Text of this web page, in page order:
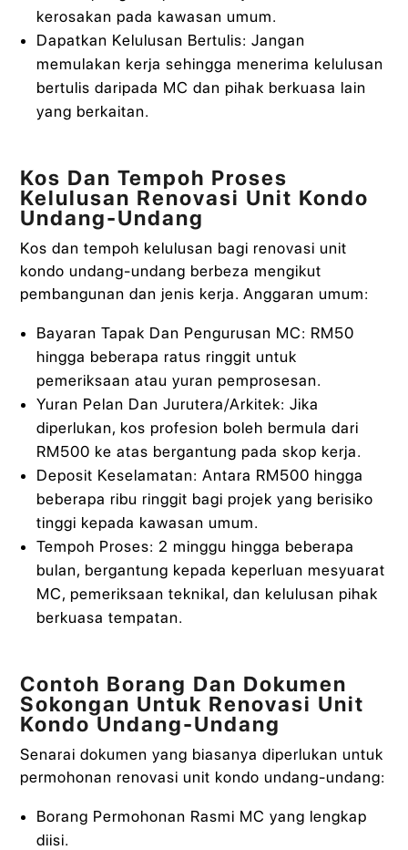
kerosakan pada kawasan umum.
Dapatkan Kelulusan Bertulis: Jangan
memulakan kerja sehingga menerima kelulusan
bertulis daripada MC dan pihak berkuasa lain
yang berkaitan.
Kos Dan Tempoh Proses
Kelulusan Renovasi Unit Kondo
Undang-Undang
Kos dan tempoh kelulusan bagi renovasi unit
kondo undang-undang berbeza mengikut
pembangunan dan jenis kerja. Anggaran umum:
Bayaran Tapak Dan Pengurusan MC: RM50
hingga beberapa ratus ringgit untuk
pemeriksaan atau yuran pemprosesan.
Yuran Pelan Dan Jurutera/Arkitek: Jika
diperlukan, kos profesion boleh bermula dari
RM500 ke atas bergantung pada skop kerja.
Deposit Keselamatan: Antara RM500 hingga
beberapa ribu ringgit bagi projek yang berisiko
tinggi kepada kawasan umum.
Tempoh Proses: 2 minggu hingga beberapa
bulan, bergantung kepada keperluan mesyuarat
MC, pemeriksaan teknikal, dan kelulusan pihak
berkuasa tempatan.
Contoh Borang Dan Dokumen
Sokongan Untuk Renovasi Unit
Kondo Undang-Undang
Senarai dokumen yang biasanya diperlukan untuk
permohonan renovasi unit kondo undang-undang:
Borang Permohonan Rasmi MC yang lengkap
diisi.